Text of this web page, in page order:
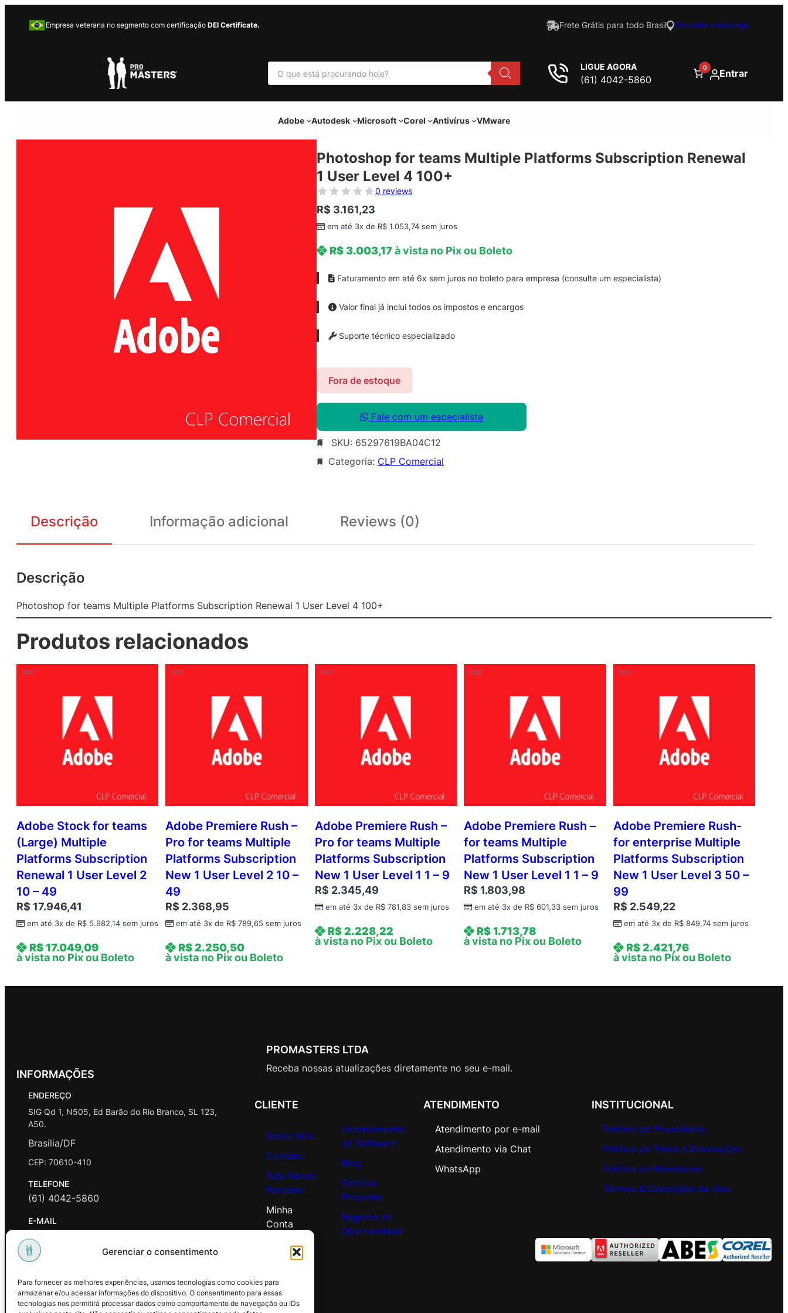
Gerenciar o consentimento
Para fornecer as melhores experiências, usamos tecnologias como cookies para
armazenar e/ou acessar informações do dispositivo. O consentimento para essas
tecnologias nos permitirá processar dados como comportamento de navegação ou IDs
Empresa veterana no segmento com certificação DEI Certificate. Frete Grátis para todo Brasil Encontre nossa loja
P
s
u
r
LIGUE AGORA
(61) 4042-5860
0 Entrar
Adobe Autodesk Microsoft Corel Antivírus VMware
Photoshop for teams Multiple Platforms Subscription Renewal
1 User Level 4 100+
0 reviews
R$ 3.161,23
em até 3x de R$ 1.053,74 sem juros
R$3.003,17à vista no Pix ou Boleto
Faturamento em até 6x sem juros no boleto para empresa (consulte um especialista)
Valor final já inclui todos os impostos e encargos
Suporte técnico especializado
Fora de estoque
Fale com um especialista
SKU: 65297619BA04C12
Categoria: CLP Comercial
Descrição Informação adicional Reviews (0)
Descrição
Photoshop for teams Multiple Platforms Subscription Renewal 1 User Level 4 100+
Produtos relacionados
Adobe Stock for teams
(Large) Multiple
Platforms Subscription
Renewal 1 User Level 2
10 – 49
R$ 17.946,41
em até 3x de R$ 5.982,14 sem juros
R$17.049,09
à vista no Pix ou Boleto
Adobe Premiere Rush –
Pro for teams Multiple
Platforms Subscription
New 1 User Level 2 10 –
49
R$ 2.368,95
em até 3x de R$ 789,65 sem juros
R$2.250,50
à vista no Pix ou Boleto
Adobe Premiere Rush –
Pro for teams Multiple
Platforms Subscription
New 1 User Level 1 1 – 9
R$ 2.345,49
em até 3x de R$781,83sem juros
R$2.228,22
à vista no Pix ou Boleto
Adobe Premiere Rush –
for teams Multiple
Platforms Subscription
New 1 User Level 1 1 – 9
R$ 1.803,98
em até 3x de R$ 601,33 sem juros
R$1.713,78
à vista no Pix ou Boleto
Adobe Premiere Rush-
for enterprise Multiple
Platforms Subscription
New 1 User Level 3 50 –
99
R$ 2.549,22
em até 3x de R$849,74sem juros
R$2.421,76
à vista no Pix ou Boleto
INFORMAÇÕES
ENDEREÇO
SIG Qd 1, N505, Ed Barão do Rio Branco, SL 123,
A50.
Brasília/DF
CEP: 70610-410
TELEFONE
(61) 4042-5860
E-MAIL
contato@promasters.net.br
HORÁRIO DE ATENDIMENTO
Facebook Instagram Youtube
PROMASTERS LTDA
Receba nossas atualizações diretamente no seu e-mail.
CLIENTE
Sobre Nós
Contato
Seja Nosso
Parceiro
Minha
Conta
Licenciamento
de Software
Blog
Solicitar
Proposta
Registro de
Oportunidade
ATENDIMENTO
Atendimento por e-mail
Atendimento via Chat
WhatsApp
INSTITUCIONAL
Política de Privacidade
Política de Troca e Devoluções
Política de Reembolso
Termos & Condições de Uso